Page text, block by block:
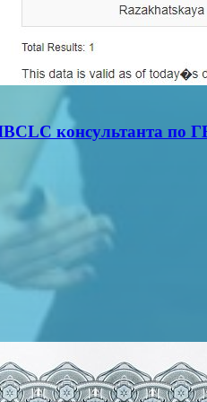
консультанта по